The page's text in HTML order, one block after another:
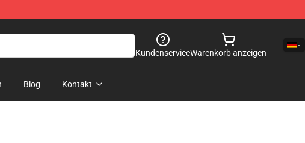
KundenserviceWarenkorb anzeigen
Blog Kontakt